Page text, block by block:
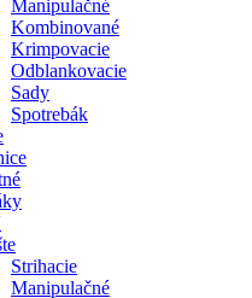
Manipulačné
Kombinované
Krimpovacie
Odblankovacie
Sady
Spotrebák
Strihacie
Manipulačné